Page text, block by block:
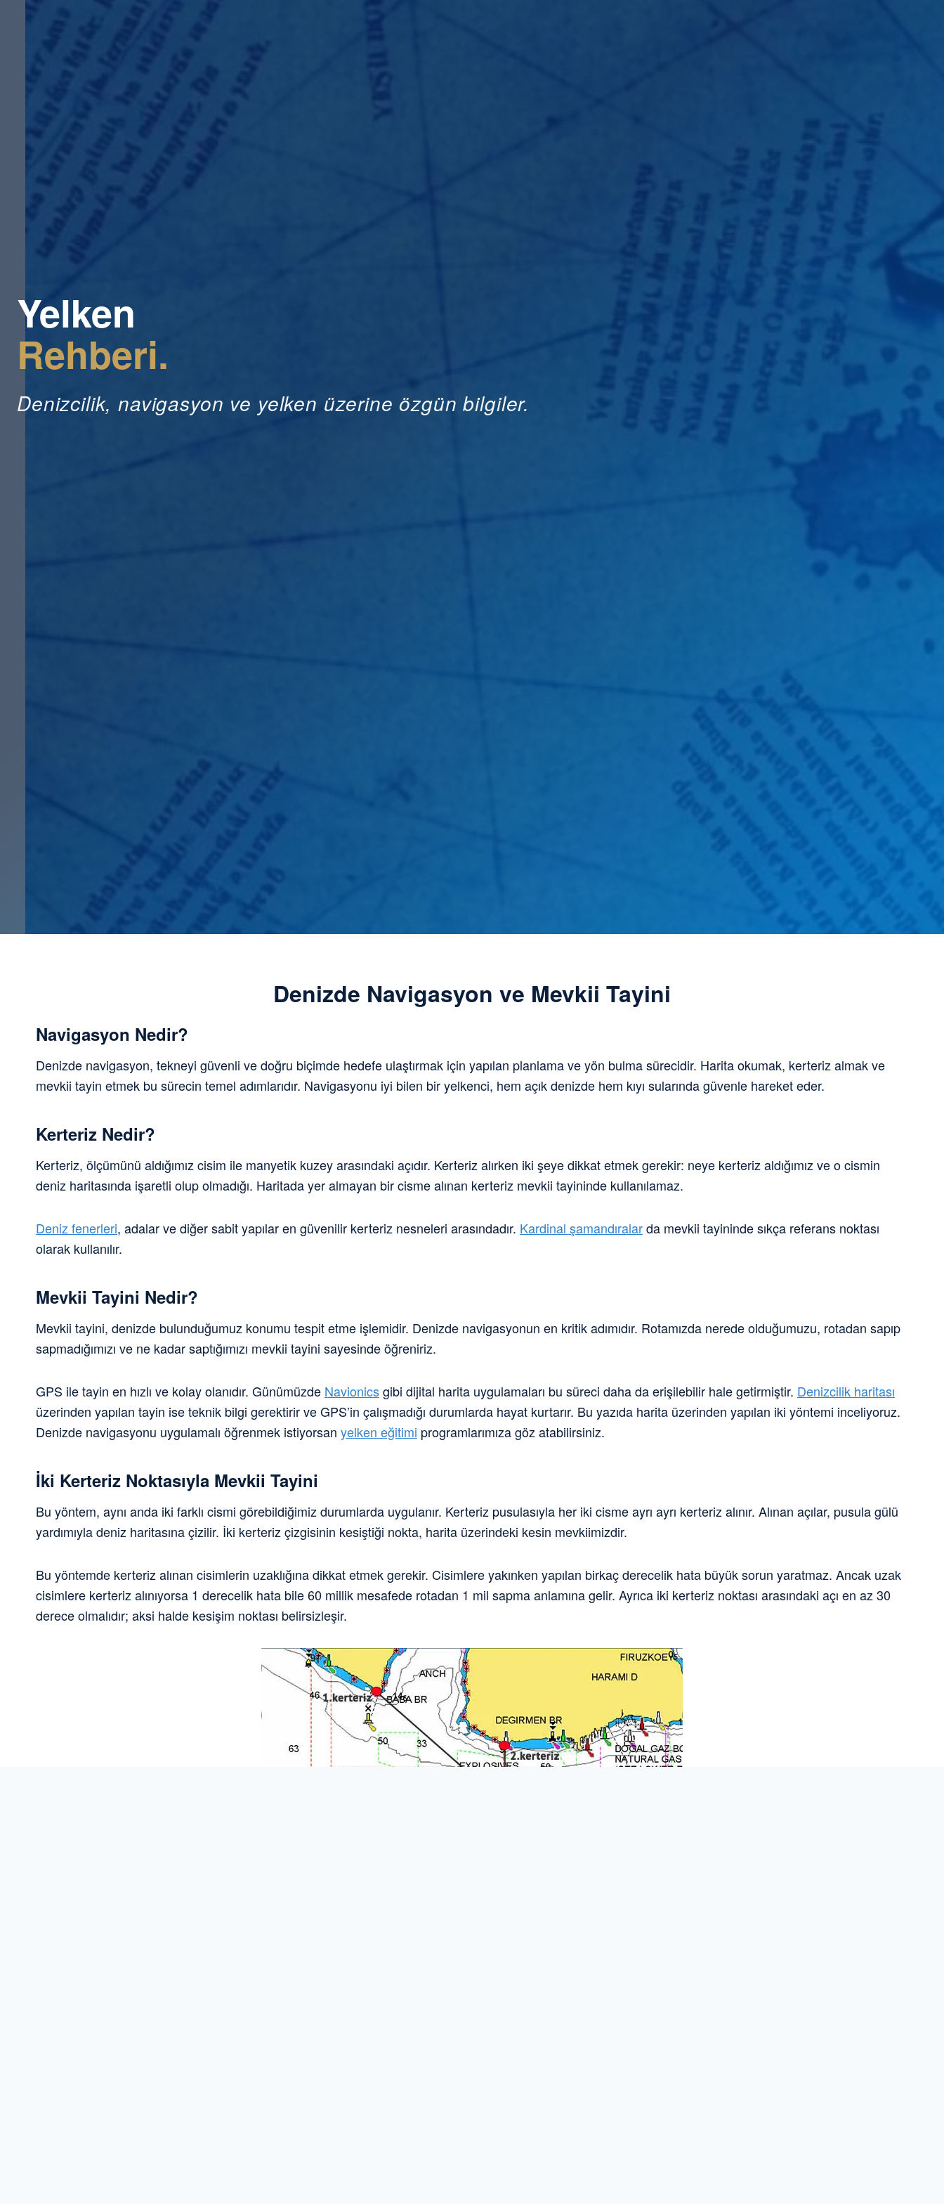
Yelken
Rehberi.
Denizcilik, navigasyon ve yelken üzerine özgün bilgiler.
Denizde Navigasyon ve Mevkii Tayini
Navigasyon Nedir?
Denizde navigasyon, tekneyi güvenli ve doğru biçimde hedefe ulaştırmak için yapılan planlama ve yön bulma sürecidir. Harita okumak, kerteriz almak ve
mevkii tayin etmek bu sürecin temel adımlarıdır. Navigasyonu iyi bilen bir yelkenci, hem açık denizde hem kıyı sularında güvenle hareket eder.
Kerteriz Nedir?
Kerteriz, ölçümünü aldığımız cisim ile manyetik kuzey arasındaki açıdır. Kerteriz alırken iki şeye dikkat etmek gerekir: neye kerteriz aldığımız ve o cismin
deniz haritasında işaretli olup olmadığı. Haritada yer almayan bir cisme alınan kerteriz mevkii tayininde kullanılamaz.
Deniz fenerleri, adalar ve diğer sabit yapılar en güvenilir kerteriz nesneleri arasındadır. Kardinal şamandıralarda mevkii tayininde sıkça referans noktası
olarak kullanılır.
Mevkii Tayini Nedir?
Mevkii tayini, denizde bulunduğumuz konumu tespit etme işlemidir. Denizde navigasyonun en kritik adımıdır. Rotamızda nerede olduğumuzu, rotadan sapıp
sapmadığımızı ve ne kadar saptığımızı mevkii tayini sayesinde öğreniriz.
GPS ile tayin en hızlı ve kolay olanıdır. Günümüzde Navionicsgibi dijital harita uygulamaları bu süreci daha da erişilebilir hale getirmiştir. Denizcilik haritası
üzerinden yapılan tayin ise teknik bilgi gerektirir ve GPS’in çalışmadığı durumlarda hayat kurtarır. Bu yazıda harita üzerinden yapılan iki yöntemi inceliyoruz.
Denizde navigasyonu uygulamalı öğrenmek istiyorsan yelken eğitimi programlarımıza göz atabilirsiniz.
İki Kerteriz Noktasıyla Mevkii Tayini
Bu yöntem, aynı anda iki farklı cismi görebildiğimiz durumlarda uygulanır. Kerteriz pusulasıyla her iki cisme ayrı ayrı kerteriz alınır. Alınan açılar, pusula gülü
yardımıyla deniz haritasına çizilir. İki kerteriz çizgisinin kesiştiği nokta, harita üzerindeki kesin mevkiimizdir.
Bu yöntemde kerteriz alınan cisimlerin uzaklığına dikkat etmek gerekir. Cisimlere yakınken yapılan birkaç derecelik hata büyük sorun yaratmaz. Ancak uzak
cisimlere kerteriz alınıyorsa 1 derecelik hata bile 60 millik mesafede rotadan 1 mil sapma anlamına gelir. Ayrıca iki kerteriz noktası arasındaki açı en az 30
derece olmalıdır; aksi halde kesişim noktası belirsizleşir.